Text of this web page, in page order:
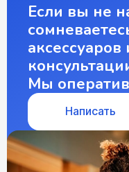
Если вы не
Мы
Написать